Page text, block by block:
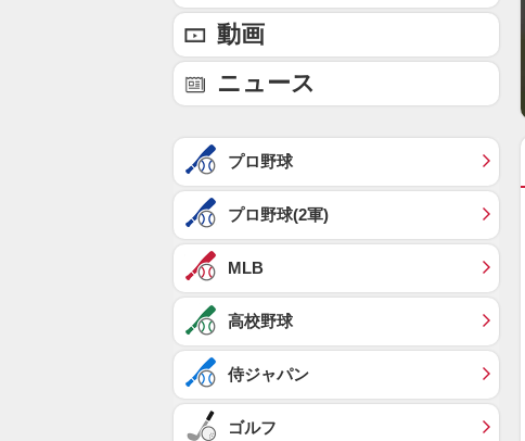
動画
ニュース
プロ野球
プロ野球(2軍)
MLB
高校野球
侍ジャパン
ゴルフ